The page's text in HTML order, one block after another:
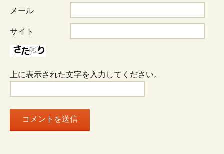
シ
ョ
ン
メール
サイト
上に表示された文字を入力してください。